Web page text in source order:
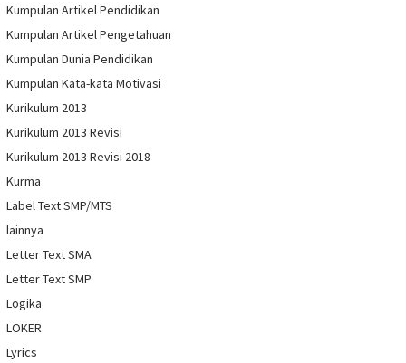
Kumpulan Artikel Pendidikan
Kumpulan Artikel Pengetahuan
Kumpulan Dunia Pendidikan
Kumpulan Kata-kata Motivasi
Kurikulum 2013
Kurikulum 2013 Revisi
Kurikulum 2013 Revisi 2018
Kurma
Label Text SMP/MTS
lainnya
Letter Text SMA
Letter Text SMP
Logika
LOKER
Lyrics